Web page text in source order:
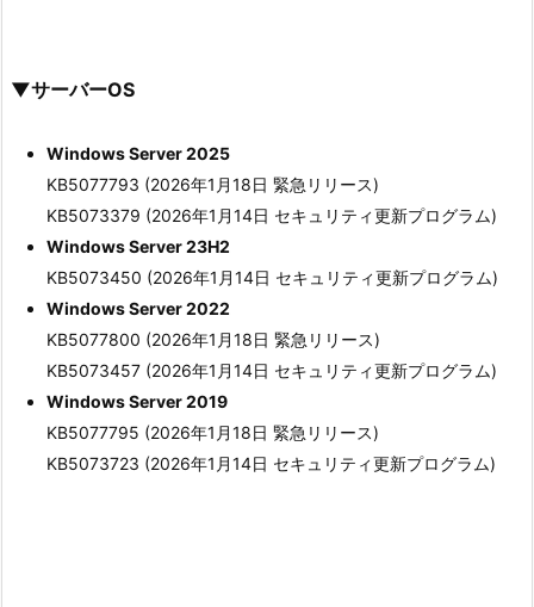
▼サーバーOS
Windows Server 2025
KB5077793 (2026年1月18日 緊急リリース)
KB5073379 (2026年1月14日 セキュリティ更新プログラム)
Windows Server 23H2
KB5073450 (2026年1月14日 セキュリティ更新プログラム)
Windows Server 2022
KB5077800 (2026年1月18日 緊急リリース)
KB5073457 (2026年1月14日 セキュリティ更新プログラム)
Windows Server 2019
KB5077795 (2026年1月18日 緊急リリース)
KB5073723 (2026年1月14日 セキュリティ更新プログラム)